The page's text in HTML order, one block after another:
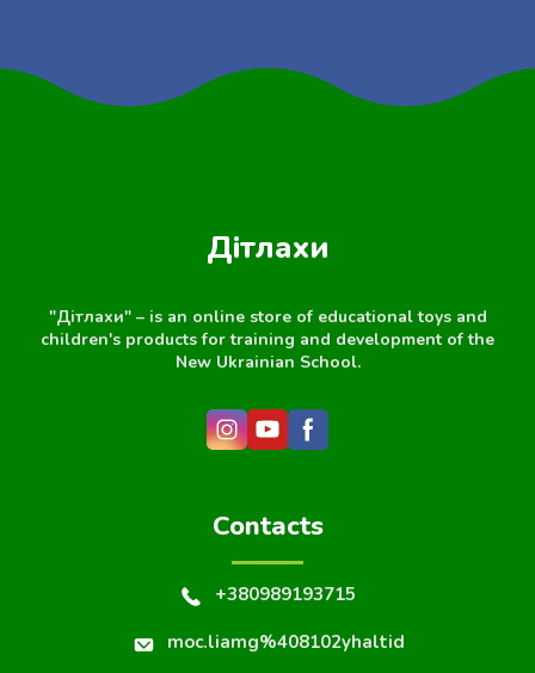
Дітлахи
"Дітлахи" – is an online store of educational toys and
children's products for training and development of the
New Ukrainian School.
Contacts
+380989193715
moc.liamg%408102yhaltid